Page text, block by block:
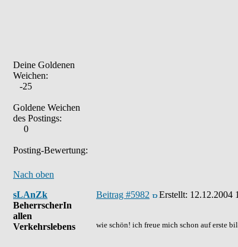
Deine Goldenen
Weichen:
-25
Goldene Weichen
des Postings:
0
Posting-Bewertung:
Nach oben
sLAnZk
BeherrscherIn
allen
Verkehrslebens
Beitrag #5982 Erstellt: 12.12.2004
wie schön! ich freue mich schon auf erste